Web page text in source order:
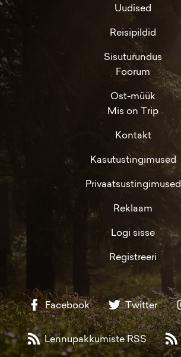
Uudised
Reisipildid
Sisuturundus
Foorum
Ost-müük
Mis on Trip
Kontakt
Kasutustingimused
Privaatsustingimused
Reklaam
Logi sisse
Registreeri
Facebook Twitter
Lennupakkumiste RSS